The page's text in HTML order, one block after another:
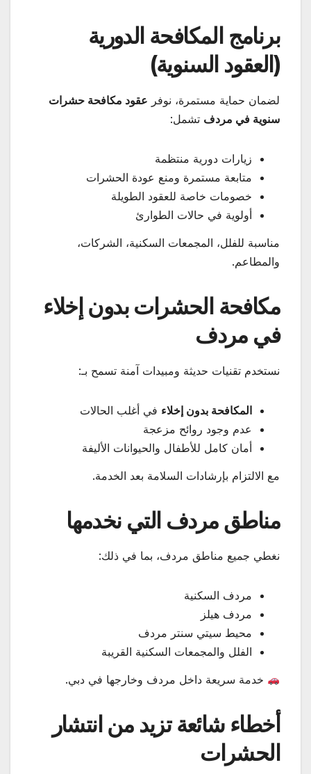
برنامج المكافحة الدورية
(العقود السنوية)
لضمان حماية مستمرة، نوفر عقود مكافحة حشرات
سنوية في مردف تشمل:
زيارات دورية منتظمة
متابعة مستمرة ومنع عودة الحشرات
خصومات خاصة للعقود الطويلة
أولوية في حالات الطوارئ
مناسبة للفلل، المجمعات السكنية، الشركات،
والمطاعم.
مكافحة الحشرات بدون إخلاء
في مردف
نستخدم تقنيات حديثة ومبيدات آمنة تسمح بـ:
المكافحة بدون إخلاء في أغلب الحالات
عدم وجود روائح مزعجة
أمان كامل للأطفال والحيوانات الأليفة
مع الالتزام بإرشادات السلامة بعد الخدمة.
مناطق مردف التي نخدمها
نغطي جميع مناطق مردف، بما في ذلك:
مردف السكنية
مردف هيلز
محيط سيتي سنتر مردف
الفلل والمجمعات السكنية القريبة
خدمة سريعة داخل مردف وخارجها في دبي.
أخطاء شائعة تزيد من انتشار
الحشرات